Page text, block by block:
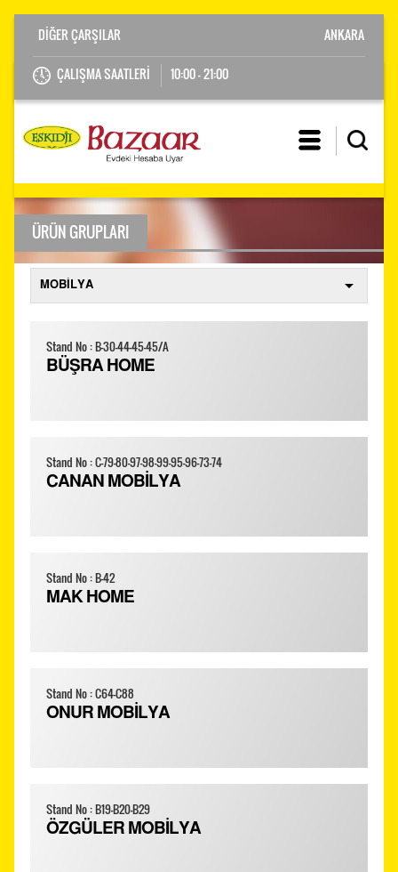
ÇALIŞMA SAATLERİ 10:00 - 21:00
ANKARA
ÜRÜN GRUPLARI
Stand No : B-30-44-45-45/A
BÜŞRA HOME
Stand No : C-79-80-97-98-99-95-96-73-74
CANAN MOBİLYA
Stand No : B-42
MAK HOME
Stand No : C64-C88
ONUR MOBİLYA
Stand No : B19-B20-B29
ÖZGÜLER MOBİLYA